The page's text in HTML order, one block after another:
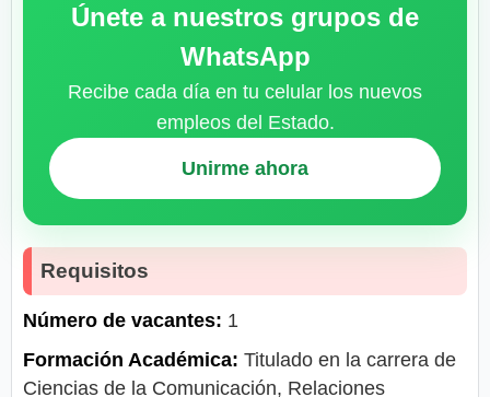
Únete a nuestros grupos de
WhatsApp
Recibe cada día en tu celular los nuevos
empleos del Estado.
Unirme ahora
Requisitos
Número de vacantes: 1
Formación Académica: Titulado en la carrera de
Ciencias de la Comunicación, Relaciones